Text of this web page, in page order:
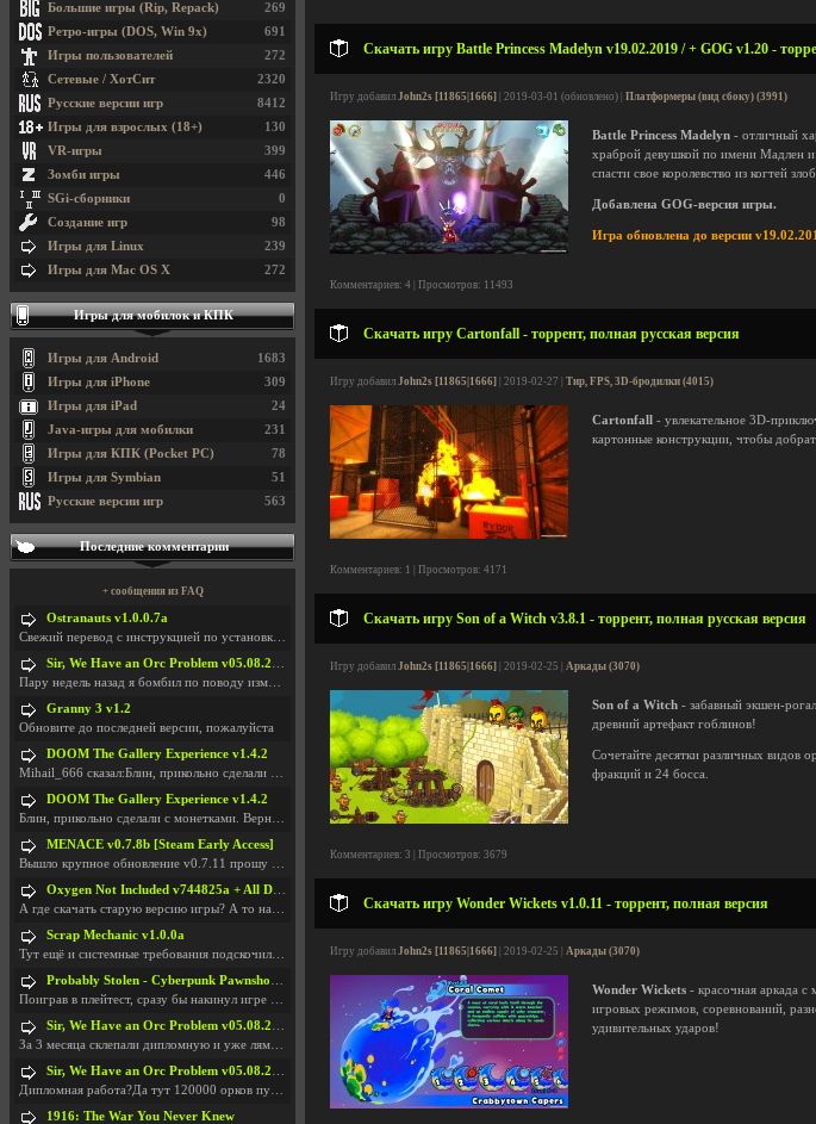
Скачать игру Battle Princess Madelyn v19.02.2019 / + GOG v1.20 -
Игру добавил John2s [11865|1666] | 2019-03-01 (обновлено) | Платформеры (вид сбоку) (3991)
Battle Princess Madelyn - отличный
храброй девушкой по имени Мадлен и
спасти свое королевство из когтей
Добавлена GOG-версия игры.
Игра обновлена до версии
Комментариев: 4 | Просмотров: 11493
Скачать игру Cartonfall - торрент, полная русская версия
Игру добавил John2s [11865|1666] | 2019-02-27 | Тир, FPS, 3D-бродилки (4015)
Cartonfall - увлекательное 3D-
картонные конструкции, чтобы
Комментариев: 1 | Просмотров: 4171
Скачать игру Son of a Witch v3.8.1 - торрент, полная русская версия
Игру добавил John2s [11865|1666] | 2019-02-25 | Аркады (3070)
Son of a Witch - забавный экшен-
древний артефакт гоблинов!
Сочетайте десятки различных видов
фракций и 24 босса.
Комментариев: 3 | Просмотров: 3679
Скачать игру Wonder Wickets v1.0.11 - торрент, полная версия
Игру добавил John2s [11865|1666] | 2019-02-25 | Аркады (3070)
Wonder Wickets - красочная аркада с
игровых режимов, соревнований,
удивительных ударов!
269
Большие игры (Rip, Repack)
691
Ретро-игры (DOS, Win 9x)
272
Игры пользователей
2320
Сетевые / ХотСит
8412
Русские версии игр
130
Игры для взрослых (18+)
399
VR-игры
446
Зомби игры
0
SGi-сборники
98
Создание игр
239
Игры для Linux
272
Игры для Mac OS X
Игры для мобилок и КПК
1683
Игры для Android
309
Игры для iPhone
24
Игры для iPad
231
Java-игры для мобилки
78
Игры для КПК (Pocket PC)
51
Игры для Symbian
563
Русские версии игр
Последние комментарии
+ сообщения из FAQ
Ostranauts v1.0.0.7a
Свежий перевод с инструкцией по установкеhttps://g
Sir, We Have an Orc Problem v05.08.2026
Пару недель назад я бомбил по поводу изменения мин
Granny 3 v1.2
Обновите до последней версии, пожалуйста
DOOM The Gallery Experience v1.4.2
Mihail_666 сказал:Блин, прикольно сделали с монетк
DOOM The Gallery Experience v1.4.2
Блин, прикольно сделали с монетками. Вернулся в св
MENACE v0.7.8b [Steam Early Access]
Вышло крупное обновление v0.7.11 прошу обновить
Oxygen Not Included v744825a + All DLC
А где скачать старую версию игры? А то на новой но
Scrap Mechanic v1.0.0a
Тут ещё и системные требования подскочили. Если не
Probably Stolen - Cyberpunk Pawnshop Simulator v048c [Playtest]
Поиграв в плейтест, сразу бы накинул игре наивысши
Sir, We Have an Orc Problem v05.08.2026
За 3 месяца склепали дипломную и уже лям двести ба
Sir, We Have an Orc Problem v05.08.2026
Дипломная работа?Да тут 120000 орков путь выбирают
1916: The War You Never Knew